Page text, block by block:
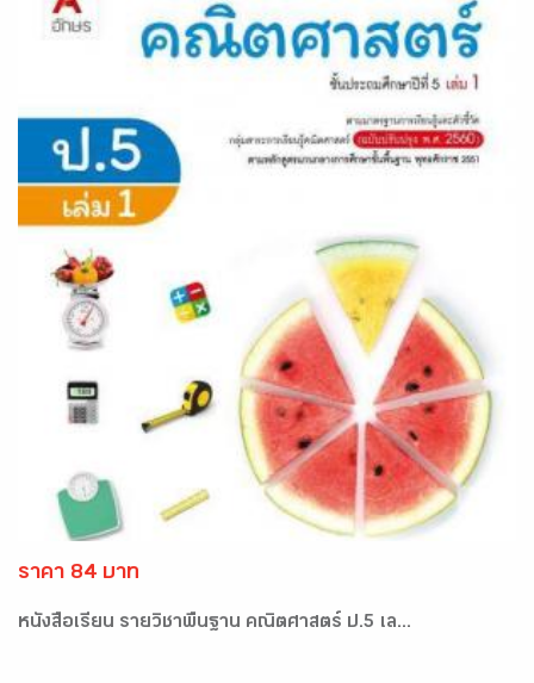
ราคา 84 บาท
หนังสือเรียน รายวิชาพื้นฐาน คณิตศาสตร์ ป.5 เล...